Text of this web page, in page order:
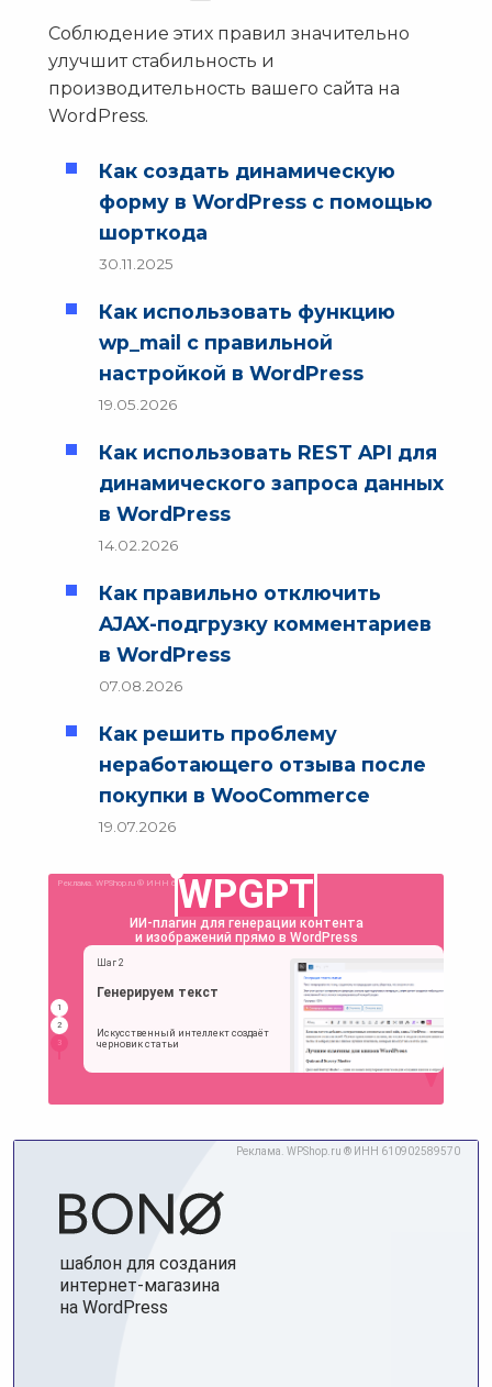
Соблюдение этих правил значительно
улучшит стабильность и
производительность вашего сайта на
WordPress.
Как создать динамическую
форму в WordPress с помощью
шорткода
30.11.2025
Как использовать функцию
wp_mail с правильной
настройкой в WordPress
19.05.2026
Как использовать REST API для
динамического запроса данных
в WordPress
14.02.2026
Как правильно отключить
AJAX-подгрузку комментариев
в WordPress
07.08.2026
Как решить проблему
неработающего отзыва после
покупки в WooCommerce
19.07.2026